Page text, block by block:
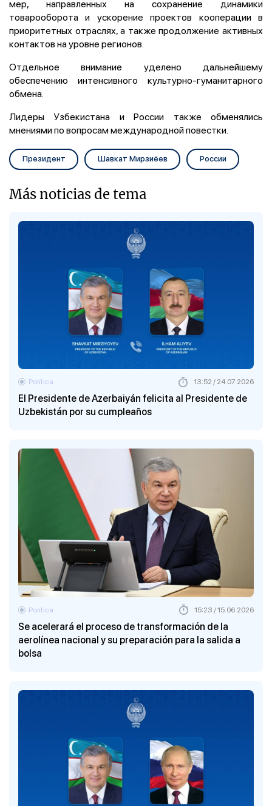
мер, направленных на сохранение динамики
товарооборота и ускорение проектов кооперации в
приоритетных отраслях, а также продолжение активных
контактов на уровне регионов.
Отдельное внимание уделено дальнейшему
обеспечению интенсивного культурно-гуманитарного
обмена.
Лидеры Узбекистана и России также обменялись
мнениями по вопросам международной повестки.
Президент Шавкат Мирзиёев России
Más noticias de tema
El Presidente de Azerbaiyán felicita al Presidente de
Uzbekistán por su cumpleaños
Política 13:52 / 24.07.2026
Se acelerará el proceso de transformación de la
aerolínea nacional y su preparación para la salida a
bolsa
Política 15:23 / 15.06.2026